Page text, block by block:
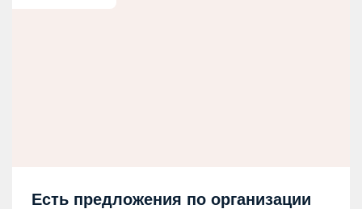
Есть предложения по организации